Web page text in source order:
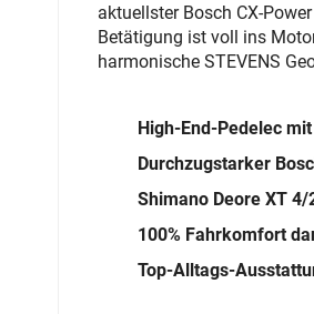
aktuellster Bosch CX-
Betätigung ist voll ins
harmonische STEVENS
High-End-Pedelec
Durchzugstarker
Shimano Deore XT
100% Fahrkomfort
Top-Alltags-